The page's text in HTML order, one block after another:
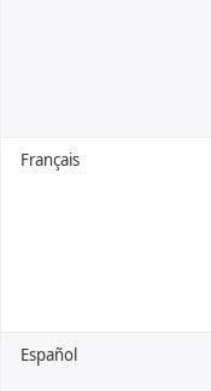
Français
Español